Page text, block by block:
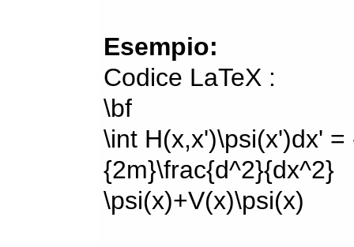
Esempio:
Codice LaTeX :
\bf
\int H(x,x')\psi(x')dx'
{2m}\frac{d^2}{dx^2}
\psi(x)+V(x)\psi(x)